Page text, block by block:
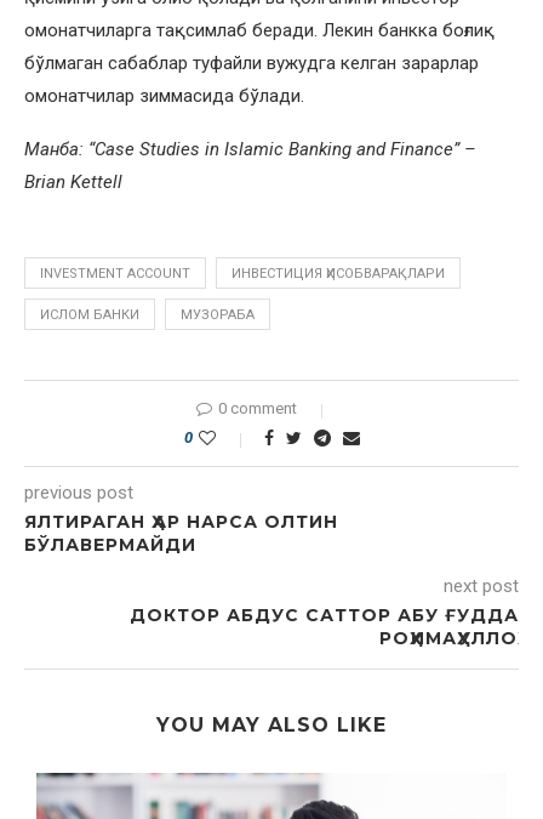
омонатчиларга тақсимлаб беради. Лекин банкка боғлиқ
бўлмаган сабаблар туфайли вужудга келган зарарлар
омонатчилар зиммасида бўлади.
Манба: “Case Studies in Islamic Banking and Finance” –
Brian Kettell
INVESTMENT ACCOUNT ИНВЕСТИЦИЯ ҲИСОБВАРАҚЛАРИ
ИСЛОМ БАНКИ МУЗОРАБА
0 comment
0
previous post
ЯЛТИРАГАН ҲАР НАРСА ОЛТИН
БЎЛАВЕРМАЙДИ
next post
ДОКТОР АБДУС САТТОР АБУ ҒУДДА
РОҲИМАҲУЛЛОҲ
YOU MAY ALSO LIKE